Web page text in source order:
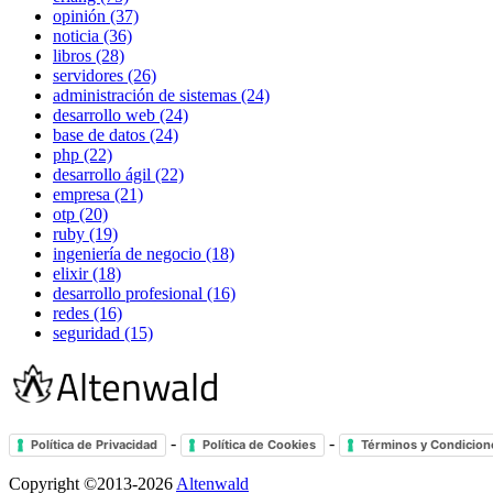
opinión (37)
noticia (36)
libros (28)
servidores (26)
administración de sistemas (24)
desarrollo web (24)
base de datos (24)
php (22)
desarrollo ágil (22)
empresa (21)
otp (20)
ruby (19)
ingeniería de negocio (18)
elixir (18)
desarrollo profesional (16)
redes (16)
seguridad (15)
Política de Privacidad - Política de Cookies - Términos y
Copyright ©2013-2026Altenwald